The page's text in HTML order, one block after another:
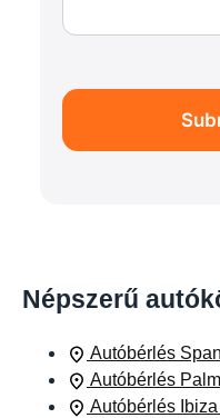
Népszerű
Autóbérlés
Autóbérlés
Autóbérlés